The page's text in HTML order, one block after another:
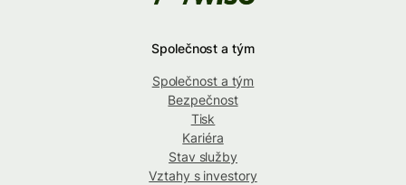
Společnost a tým
Společnost a tým
Bezpečnost
Tisk
Kariéra
Stav služby
Vztahy s investory